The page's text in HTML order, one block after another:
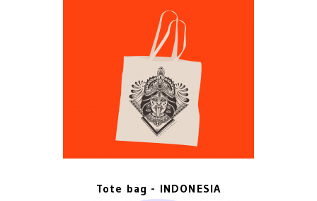
Tote bag - INDONESIA